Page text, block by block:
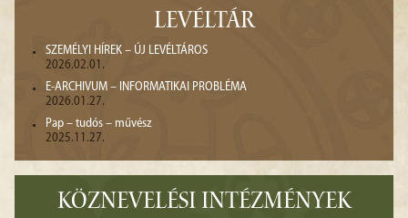
LEVÉLTÁR
SZEMÉLYI HÍREK – ÚJ LEVÉLTÁROS
2026.02.01.
E-ARCHIVUM – INFORMATIKAI PROBLÉMA
2026.01.27.
Pap – tudós – művész
2025.11.27.
KÖZNEVELÉSI INTÉZMÉNYEK